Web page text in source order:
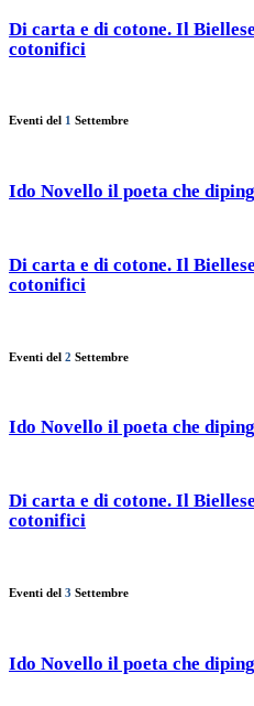
Di carta e di cotone. Il
cotonifici
Eventi del 1 Settembre
Ido Novello il poeta che
Di carta e di cotone. Il
cotonifici
Eventi del 2 Settembre
Ido Novello il poeta che
Di carta e di cotone. Il
cotonifici
Eventi del 3 Settembre
Ido Novello il poeta che